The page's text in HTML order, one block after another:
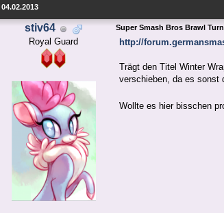
04.02.2013
stiv64
Royal Guard
Super Smash Bros Brawl
http://
Trägt den Titel Winter
verschieben, da es sonst
Wollte es hier bisschen